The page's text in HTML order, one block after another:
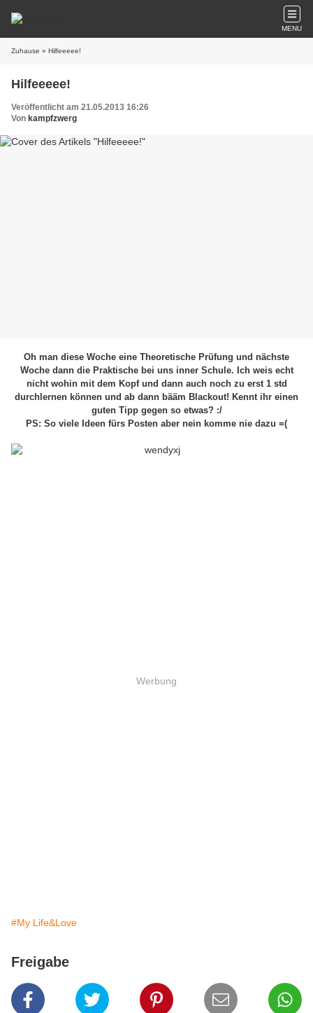
MENU
Zuhause » Hilfeeeee!
Hilfeeeee!
Veröffentlicht am 21.05.2013 16:26
Von kampfzwerg
Oh man diese Woche eine Theoretische Prüfung und nächste
Woche dann die Praktische bei uns inner Schule. Ich weis echt
nicht wohin mit dem Kopf und dann auch noch zu erst 1 std
durchlernen können und ab dann bääm Blackout! Kennt ihr einen
guten Tipp gegen so etwas? :/
PS: So viele Ideen fürs Posten aber nein komme nie dazu =(
Werbung
#My Life&Love
Freigabe